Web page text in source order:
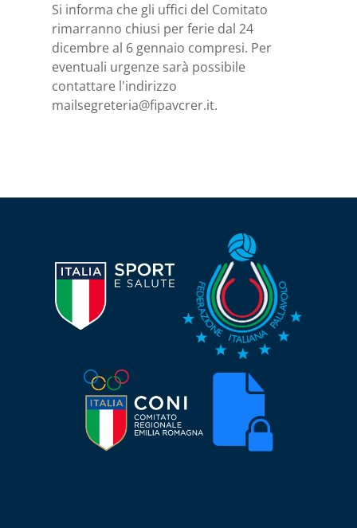
Si informa che gli uffici del Comitato
rimarranno chiusi per ferie dal 24
dicembre al 6 gennaio compresi. Per
eventuali urgenze sarà possibile
contattare l'indirizzo
mailsegreteria@fipavcrer.it.